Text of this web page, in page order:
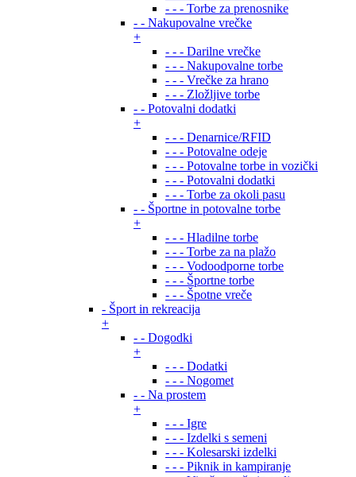
- - - Torbe za prenosnike
- - Nakupovalne vrečke
+
- - - Darilne vrečke
- - - Nakupovalne torbe
- - - Vrečke za hrano
- - - Zložljive torbe
- - Potovalni dodatki
+
- - - Denarnice/RFID
- - - Potovalne odeje
- - - Potovalne torbe in vozički
- - - Potovalni dodatki
- - - Torbe za okoli pasu
- - Športne in potovalne torbe
+
- - - Hladilne torbe
- - - Torbe za na plažo
- - - Vodoodporne torbe
- - - Športne torbe
- - - Špotne vreče
- Šport in rekreacija
+
- - Dogodki
+
- - - Dodatki
- - - Nogomet
- - Na prostem
+
- - - Igre
- - - Izdelki s semeni
- - - Kolesarski izdelki
- - - Piknik in kampiranje